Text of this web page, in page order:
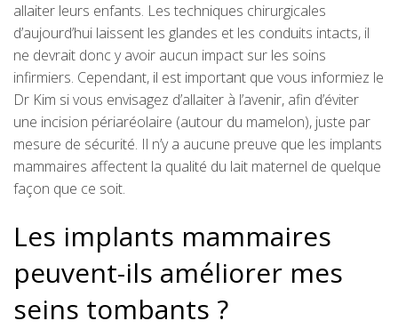
allaiter leurs enfants. Les techniques chirurgicales
d’aujourd’hui laissent les glandes et les conduits intacts, il
ne devrait donc y avoir aucun impact sur les soins
infirmiers. Cependant, il est important que vous informiez le
Dr Kim si vous envisagez d’allaiter à l’avenir, afin d’éviter
une incision périaréolaire (autour du mamelon), juste par
mesure de sécurité. Il n’y a aucune preuve que les implants
mammaires affectent la qualité du lait maternel de quelque
façon que ce soit.
Les implants mammaires
peuvent-ils améliorer mes
seins tombants ?